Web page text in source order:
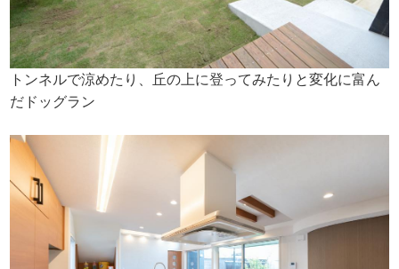
トンネルで涼めたり、丘の上に登ってみたりと変化に富ん
だドッグラン